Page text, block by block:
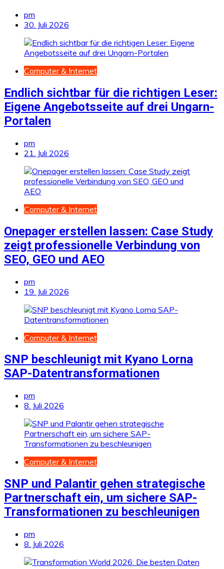
pm
30. Juli 2026
Computer & Internet
Endlich sichtbar für die richtigen Leser:
Eigene Angebotsseite auf drei Ungarn-
Portalen
pm
21. Juli 2026
Computer & Internet
Onepager erstellen lassen: Case Study
zeigt professionelle Verbindung von
SEO, GEO und AEO
pm
19. Juli 2026
Computer & Internet
SNP beschleunigt mit Kyano Lorna
SAP-Datentransformationen
pm
8. Juli 2026
Computer & Internet
SNP und Palantir gehen strategische
Partnerschaft ein, um sichere SAP-
Transformationen zu beschleunigen
pm
8. Juli 2026